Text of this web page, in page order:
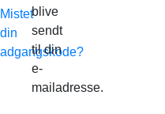
Mistet
din
adgangskode?
blive
sendt
til din
e-
mailadresse.